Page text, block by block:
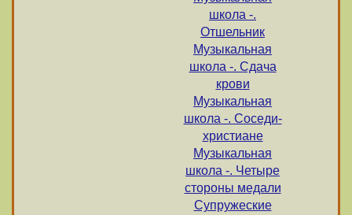
школа -.
Отшельник
Музыкальная
школа -. Сдача
крови
Музыкальная
школа -. Соседи-
христиане
Музыкальная
школа -. Четыре
стороны медали
Супружеские